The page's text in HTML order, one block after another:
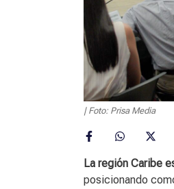
| Foto: Prisa Media
La región Caribe
posicionando